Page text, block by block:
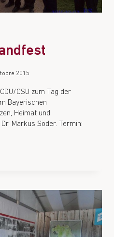
2015
CSU zum Tag der
Bayerischen
Heimat und
Markus Söder. Termin: